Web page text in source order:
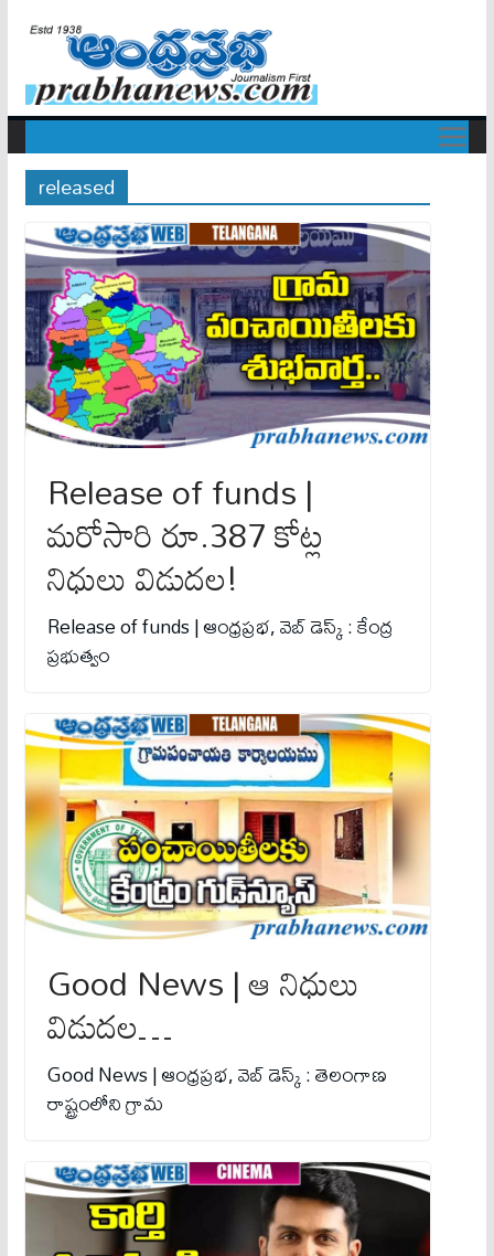
released
Release of funds |
మరోసారి రూ.387 కోట్ల
నిధులు విడుదల!
Release of funds | ఆంధ్ర‌ప్ర‌భ‌, వెబ్ డెస్క్ : కేంద్ర
ప్రభుత్వం
Good News | ఆ నిధులు
విడుద‌ల‌…
Good News | ఆంధ్రప్రభ, వెబ్ డెస్క్ : తెలంగాణ
రాష్ట్రంలోని గ్రామ